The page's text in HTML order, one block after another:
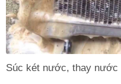
Súc két nước, thay nước